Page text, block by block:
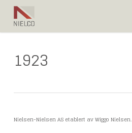
main
1923
Nielsen-Nielsen AS etablert av Wiggo Nielsen.